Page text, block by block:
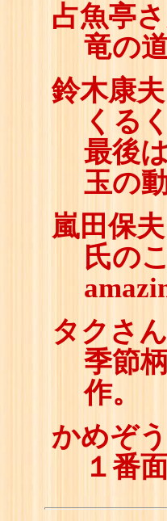
占魚亭さ
竜の
鈴木康夫
くる
最後
玉の
嵐田保
氏の
タクさん
季節
作。
かめぞ
１番